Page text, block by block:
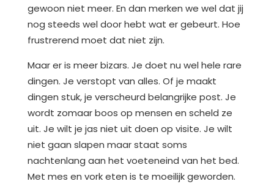
gewoon niet meer. En dan merken we wel dat jij
nog steeds wel door hebt wat er gebeurt. Hoe
frustrerend moet dat niet zijn.
Maar er is meer bizars. Je doet nu wel hele rare
dingen. Je verstopt van alles. Of je maakt
dingen stuk, je verscheurd belangrijke post. Je
wordt zomaar boos op mensen en scheld ze
uit. Je wilt je jas niet uit doen op visite. Je wilt
niet gaan slapen maar staat soms
nachtenlang aan het voeteneind van het bed.
Met mes en vork eten is te moeilijk geworden.